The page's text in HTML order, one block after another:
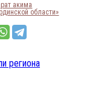
акима
области»